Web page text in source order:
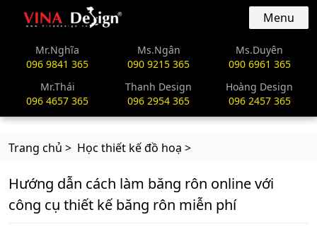
vinadesign.vn Menu
Mr.Nghĩa
096 9841 365
Ms.Ngân
090 9215 365
Ms.Duyên
090 6961 365
Mr.Thái
096 4657 365
Thanh Design
096 2954 365
Hoàng Design
096 2457 365
Trang chủ > Học thiết kế đồ hoạ >
Hướng dẫn cách làm băng rôn online với
công cụ thiết kế băng rôn miễn phí